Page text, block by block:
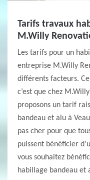
Tarifs travaux
M.Willy
Les tarifs pour un
entreprise M.Willy
différents facteurs.
c’est que chez
proposons un tarif
bandeau et alu à
pas cher pour que
puissent bénéficier
vous souhaitez
habillage bandeau et